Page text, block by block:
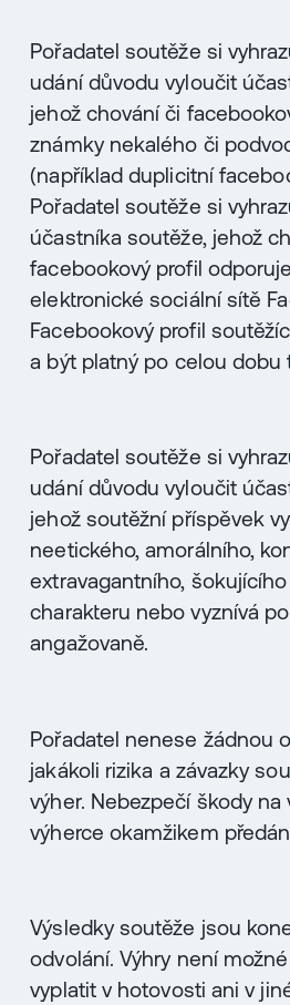
Pořadatel soutěže si
udání důvodu vyloučit
jehož chování či
známky nekalého či
(například duplicitní
Pořadatel soutěže si
účastníka soutěže, jehož
facebookový profil
elektronické sociální sítě
Facebookový profil
a být platný po celou dobu
Pořadatel soutěže si
udání důvodu vyloučit
jehož soutěžní příspěvek
neetického, amorálního,
extravagantního,
charakteru nebo vyznívá
angažovaně.
Pořadatel nenese žádnou
jakákoli rizika a závazky
výher. Nebezpečí škody na
výherce okamžikem
Výsledky soutěže jsou
odvolání. Výhry není
vyplatit v hotovosti ani v